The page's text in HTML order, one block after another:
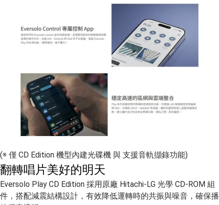
(※ 僅 CD Edition 機型內建光碟機 與 支援音軌擷錄功能)
翻轉唱片美好的明天
Eversolo Play CD Edition 採用原廠 Hitachi-LG 光學 CD-ROM 組
件， 搭配減震結構設計，有效降低運轉時的共振與噪音，確保播